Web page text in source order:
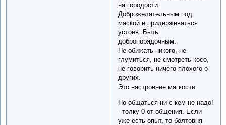
на городости.
Доброжелательным под
маской и придерживаться
устоев. Быть
добропорядочным.
Не обижать никого, не
глумиться, не смотреть косо,
не говорить ничего плохого о
других.
Это настроение мягкости.
Но общаться ни с кем не надо!
- толку 0 от общения. Если
уже есть опыт, то болтовня